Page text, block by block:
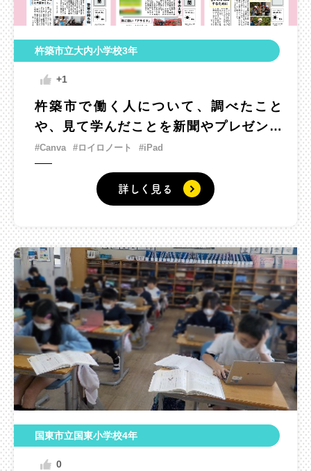
杵築市立大内小学校3年
+1
杵築市で働く人について、調べたこと
や、見て学んだことを新聞やプレゼンに
まとめて高学年や先生たちに紹介しよ
う。
#Canva #ロイロノート #iPad
詳しく見る
国東市立国東小学校4年
0